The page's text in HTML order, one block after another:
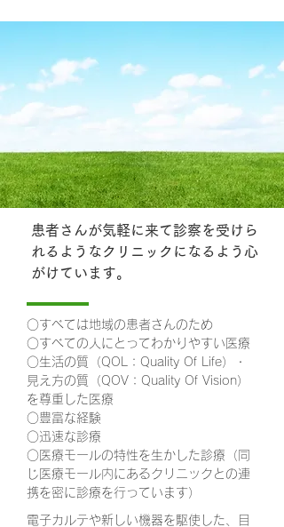
患者さんが気軽に来て診察を受けら
れるようなクリニックになるよう心
がけています。
○すべては地域の患者さんのため
○すべての人にとってわかりやすい医療
○生活の質（QOL：Quality Of Life）・
見え方の質（QOV：Quality Of Vision）
を尊重した医療
○豊富な経験
○迅速な診療
○医療モールの特性を生かした診療（同
じ医療モール内にあるクリニックとの連
携を密に診療を行っています）
電子カルテや新しい機器を駆使した、目